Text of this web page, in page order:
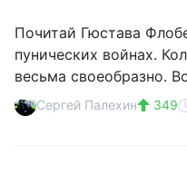
Почитай Гюстава
пунических войнах.
весьма своеобразно.
Сергей Палехин 349